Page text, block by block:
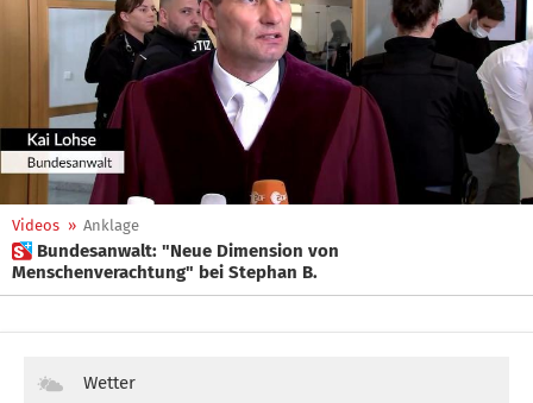
Videos » Anklage
 Bundesanwalt: "Neue Dimension von
Menschenverachtung" bei Stephan B.
Wetter